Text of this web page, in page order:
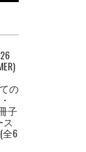
の
子
ス
6